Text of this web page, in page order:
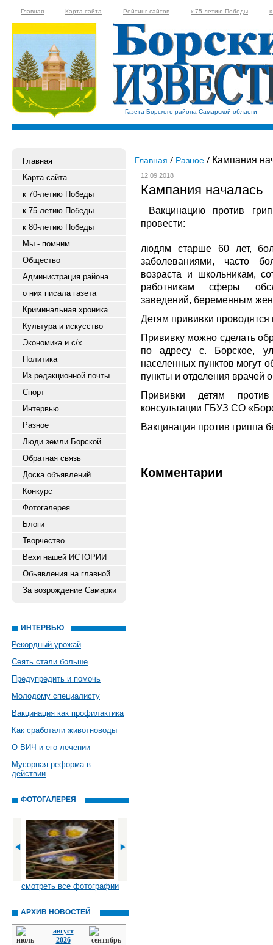
Главная Карта сайта Рейтинг сайтов к 75-летию Победы
Газета Борского района Самарской области
Главная
Карта сайта
к 70-летию Победы
к 75-летию Победы
к 80-летию Победы
Мы - помним
Общество
Администрация района
о них писала газета
Криминальная хроника
Культура и искусство
Экономика и с/х
Политика
Из редакционной почты
Спорт
Интервью
Разное
Люди земли Борской
Обратная связь
Доска объявлений
Конкурс
Фотогалерея
Блоги
Творчество
Вехи нашей ИСТОРИИ
Обьявления на главной
За возрождение Самарки
ИНТЕРВЬЮ
Рекордный урожай
Сеять стали больше
Предупредить и помочь
Молодому специалисту
Вакцинация как профилактика
Как сработали животноводы
О ВИЧ и его лечении
Мусорная реформа в
действии
ФОТОГАЛЕРЕЯ
смотреть все фотографии
АРХИВ НОВОСТЕЙ
август
2026
Главная Разное Кампания
12.09.2018
Кампания началась
Вакцинацию против
провести:
людям старше 60 лет,
заболеваниями, часто
возраста и школьникам,
работникам сферы
заведений, беременным
Детям прививки проводятся
Прививку можно сделать
по адресу с. Борское,
населенных пунктов могут
пункты и отделения врачей
Прививки детям
консультации ГБУЗ СО
Вакцинация против гриппа
Комментарии